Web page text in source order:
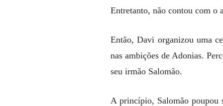
Entretanto, não contou com o
Então, Davi organizou uma
nas ambições de Adonias.
seu irmão Salomão.
A princípio, Salomão poupou